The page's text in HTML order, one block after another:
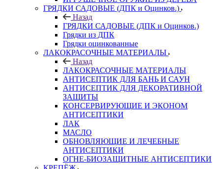
ГРЯДКИ САДОВЫЕ (ДПК и Оцинков.)
Назад
ГРЯДКИ САДОВЫЕ (ДПК и Оцинков.)
Грядки из ДПК
Грядки оцинкованные
ЛАКОКРАСОЧНЫЕ МАТЕРИАЛЫ
Назад
ЛАКОКРАСОЧНЫЕ МАТЕРИАЛЫ
АНТИСЕПТИК ДЛЯ БАНЬ И САУН
АНТИСЕПТИК ДЛЯ ДЕКОРАТИВНОЙ
ЗАЩИТЫ
КОНСЕРВИРУЮЩИЕ И ЭКОНОМ
АНТИСЕПТИКИ
ЛАК
МАСЛО
ОБНОВЛЯЮЩИЕ И ЛЕЧЕБНЫЕ
АНТИСЕПТИКИ
ОГНЕ-БИОЗАЩИТНЫЕ АНТИСЕПТИКИ